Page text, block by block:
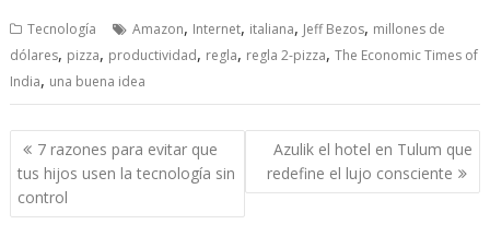
e
b
o
o
k
itt
er
ai
l
at
A
p
p
ss
e
n
er
y
e
e
a
m
ar
Tecnología Amazon, Internet, italiana, Jeff Bezos, millones de
dólares, pizza, productividad, regla, regla 2-pizza,The Economic Times of
India, una buena idea
Post
navigation
7 razones para evitar que
tus hijos usen la tecnología sin
control
Azulik el hotel en Tulum que
redefine el lujo consciente